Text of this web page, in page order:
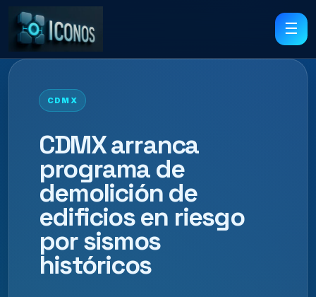
☰
CDMX
CDMX arranca
programa de
demolición de
edificios en riesgo
por sismos
históricos